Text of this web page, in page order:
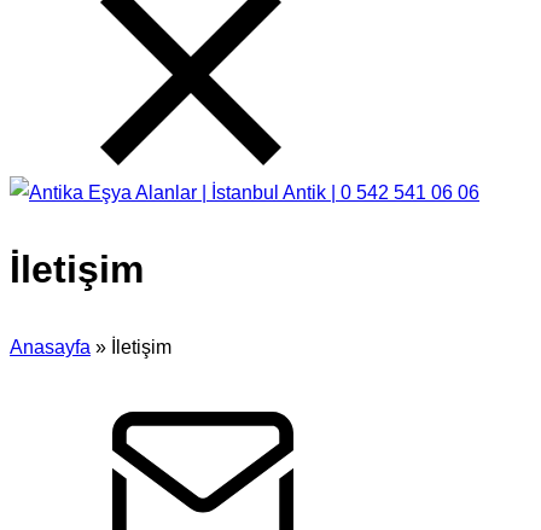
İletişim
Anasayfa » İletişim